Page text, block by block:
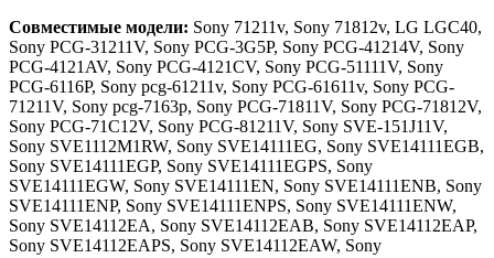
Совместимые модели: Sony 71211v, Sony 71812v, LG LGC40, Sony PCG-31211V, Sony PCG-3G5P, Sony PCG-41214V, Sony PCG-4121AV, Sony PCG-4121СV, Sony PCG-51111V, Sony PCG-6116P, Sony pcg-61211v, Sony PCG-61611v, Sony PCG-71211V, Sony pcg-7163p, Sony PCG-71811V, Sony PCG-71812V, Sony PCG-71C12V, Sony PCG-81211V, Sony SVE-151J11V, Sony SVE1112M1RW, Sony SVE14111EG, Sony SVE14111EGB, Sony SVE14111EGP, Sony SVE14111EGPS, Sony SVE14111EGW, Sony SVE14111EN, Sony SVE14111ENB, Sony SVE14111ENP, Sony SVE14111ENPS, Sony SVE14111ENW, Sony SVE14112EA, Sony SVE14112EAB, Sony SVE14112EAP, Sony SVE14112EAPS, Sony SVE14112EAW, Sony SVE14112EF, Sony SVE14112EFB, Sony SVE14112EFP, Sony SVE14112EFPS, Sony SVE14112EFW, Sony SVE14112EG, Sony SVE14112EGB, Sony SVE14112EGP, Sony SVE14112EGPS, Sony SVE14112EGW, Sony SVE14112EH, Sony SVE14112EHB, Sony SVE14112EHP, Sony SVE14112EHPS, Sony SVE14112EHW, Sony SVE14112FX, Sony SVE14112FXB, Sony SVE14112FXP, Sony SVE14112FXPS, Sony SVE14112FXW, Sony SVE14114FX, Sony SVE14114FXB, Sony SVE14114FXP, Sony SVE14114FXPS, Sony SVE14114FXW, Sony SVE14115FB, Sony SVE14115FG, Sony SVE14115FGB, Sony SVE14115FGP, Sony SVE14115FGPS, Sony SVE14115FGW, Sony SVE14115FH, Sony SVE14115FHB, Sony SVE14115FHP, Sony SVE14115FHPS, Sony SVE14115FHW, Sony SVE14115FN, Sony SVE14115FNB, Sony SVE14115FNP, Sony SVE14115FNPS, Sony SVE14115FNW, Sony SVE14115FP, Sony SVE14115FPS, Sony SVE14115FW, Sony SVE14115YC, Sony SVE14115YCB, Sony SVE14115YCP, Sony SVE14115YCPS, Sony SVE14115YCW, Sony SVE14116EC, Sony SVE14116ECB, Sony SVE14116ECP, Sony SVE14116ECPS, Sony SVE14116ECW, Sony SVE14AE12V, Sony sve14aj15v, Sony SVE1511, Sony SVE15112FX, Sony SVE15112FXS, Sony SVE15112FXSB, Sony SVE15112FXSP, Sony SVE15112FXSPS, Sony SVE15112FXSW, Sony SVE15113FX, Sony SVE15113FXS, Sony SVE15113FXSB, Sony SVE15113FXSP, Sony SVE15113FXSPS, Sony SVE15113FXSW, Sony SVE15114FJ, Sony SVE15114FJB, Sony SVE15114FJP, Sony SVE15114FJPS, Sony SVE15114FJW, Sony SVE15114FX, Sony SVE15114FXS, Sony SVE15114FXSB, Sony SVE15114FXSP, Sony SVE15114FXSPS, Sony SVE15114FXSW, Sony SVE15115EA, Sony SVE15115EAB, Sony SVE15115EAP, Sony SVE15115EAPS, Sony SVE15115EAW, Sony SVE15115EG, Sony SVE15115EGB, Sony SVE15115EGP, Sony SVE15115EGPS, Sony SVE15115EGW, Sony SVE15115EH, Sony SVE15115EHB, Sony SVE15115EHP, Sony SVE15115EHPS, Sony SVE15115EHW, Sony SVE15115EN, Sony SVE15115ENB, Sony SVE15115ENP, Sony SVE15115ENPS, Sony SVE15115ENW, Sony SVE15115FX, Sony SVE15115FXS, Sony SVE15115FXSB, Sony SVE15115FXSP, Sony SVE15115FXSPS, Sony SVE15115FXSW, Sony SVE15117FB, Sony SVE15117FN, Sony SVE15117FNB, Sony SVE15117FNP, Sony SVE15117FNPS, Sony SVE15117FNW, Sony SVE15117FP, Sony SVE15117FPS, Sony SVE15117FW, Sony SVE15118EC, Sony SVE15118ECB, Sony SVE15118ECP, Sony SVE15118ECPS, Sony SVE15118ECW, Sony SVE15118FA, Sony SVE15118FAB, Sony SVE15118FAP, Sony SVE15118FAPS, Sony SVE15118FAW, Sony SVE15118FB, Sony SVE15118FG, Sony SVE15118FGB, Sony SVE15118FGP, Sony SVE15118FGPS, Sony SVE15118FGW, Sony SVE15118FN, Sony SVE15118FNB, Sony SVE15118FNP, Sony SVE15118FNPS, Sony SVE15118FNW, Sony SVE15118FP, Sony SVE15118FPS, Sony SVE15118FW, Sony SVE151190X, Sony SVE151190XB, Sony SVE151190XP, Sony SVE151190XPS, Sony SVE151190XW, Sony SVE15119FJ, Sony SVE15119FJB, Sony SVE15119FJP, Sony SVE15119FJPS, Sony SVE15119FJW, Sony SVE1511A1E, Sony SVE1511A1EB, Sony SVE1511A1EP, Sony SVE1511A1EPS, Sony SVE1511A1EW, Sony SVE1511A4E, Sony SVE1511A4EB, Sony SVE1511A4EP, Sony SVE1511A4EPS, Sony SVE1511A4EW, Sony SVE1511AEN, Sony SVE1511AENB, Sony SVE1511AENP, Sony SVE1511AENPS, Sony SVE1511AENW, Sony SVE1511AFX, Sony SVE1511B1RW, Sony SVE1511C1R, Sony SVE1511C1RSI, Sony SVE1511C1RW, Sony SVE1511N1R, Sony SVE1511N1RB, Sony SVE1511S9R, Sony sve1511s9rb, Sony SVE1511T1R, Sony SVE1511V1R, Sony SVE1511V1RSI, Sony SVE1511V1RW, Sony SVE1511X1R, Sony SVE1511X1RSI, Sony SVE1512L1RW, Sony SVE1512Q1RW, Sony SVE1513E1RW, Sony SVE1513L1RB, Sony SVE151C11V, Sony SVE151J11V, Sony SVE151J13V, Sony SVE17, Sony SVE1711, Sony SVE17115FG, Sony SVE17115FGB, Sony SVE17115FGP, Sony SVE17115FGPS, Sony SVE17115FGW, Sony SVE1711A4E, Sony SVE1711A4EB, Sony SVE1711A4EP, Sony SVE1711A4EPS, Sony SVE1711A4EW, Sony SVE1711AJB, Sony SVE1711AJP, Sony SVE1711AJPS, Sony SVE1711AJW, Sony SVE1711B4E, Sony SVE1711B4EB, Sony SVE1711B4EP, Sony SVE1711B4EPS, Sony SVE1711B4EW, Sony SVE1711C5E, Sony SVE1711C5EB, Sony SVE1711C5EP, Sony SVE1711C5EPS, Sony SVE1711C5EW, Sony SVE1711F1E, Sony SVE1711F1EB, Sony SVE1711F1EP, Sony SVE1711F1EPS, Sony SVE1711F1EW, Sony SVE1711G1E, Sony SVE1711G1EB, Sony SVE1711G1EP, Sony SVE1711G1EPS, Sony SVE1711G1EW, Sony SVE1711G1R, Sony SVE1711G1RB, Sony SVE1711G1RP, Sony SVE1711G1RPS, Sony SVE1711G1RW, Sony SVE1711H1E, Sony SVE1711H1EB, Sony SVE1711H1EP, Sony SVE1711H1EPS, Sony SVE1711H1EW, Sony SVE1711J1E, Sony SVE1711J1EB, Sony SVE1711J1EP, Sony SVE1711J1EPS, Sony SVE1711J1EW, Sony SVE1711K1E, Sony SVE1711K1EB, Sony SVE1711K1EP, Sony SVE1711K1EPS, Sony SVE1711K1EW, Sony SVE1711L1E, Sony SVE1711L1EB, Sony SVE1711L1EP, Sony SVE1711L1EPS, Sony SVE1711L1EW, Sony SVE1711P1E, Sony SVE1711P1EB, Sony SVE1711P1EP, Sony SVE1711P1EPS, Sony SVE1711P1EW, Sony SVE1711Q1E, Sony SVE1711Q1EB, Sony SVE1711Q1EP, Sony SVE1711Q1EPS, Sony SVE1711Q1EW, Sony SVE1711Q1R, Sony SVE1711Q1RB, Sony SVE1711Q1RP, Sony SVE1711Q1RPS, Sony SVE1711Q1RW, Sony SVE1711R1E, Sony SVE1711R1EB, Sony SVE1711R1EP, Sony SVE1711R1EPS, Sony SVE1711R1EW, Sony SVE1711S9E, Sony SVE1711S9EB, Sony SVE1711S9EP, Sony SVE1711S9EPS, Sony SVE1711S9EW, Sony SVE1711S9R, Sony sve1711s9rb, Sony SVE1711S9RP, Sony SVE1711S9RPS, Sony SVE1711S9RW, Sony SVE1711T1E, Sony SVE1711T1EB, Sony SVE1711T1EP, Sony SVE1711T1EPS, Sony SVE1711T1EW, Sony SVE1711T1R, Sony SVE1711T1RB, Sony SVE1711T1RP, Sony SVE1711T1RPS, Sony SVE1711T1RW, Sony SVE1711V1E, Sony SVE1711V1EB, Sony SVE1711V1EP, Sony SVE1711V1EPS, Sony SVE1711V1EW, Sony SVE1711V1R, Sony SVE1711V1RB, Sony SVE1711V1RP, Sony SVE1711V1RPS, Sony SVE1711V1RW, Sony SVE1711W1E, Sony SVE1711W1EB, Sony SVE1711W1EP, Sony SVE1711W1EPS, Sony SVE1711W1EW, Sony SVE1711X1E, Sony SVE1711X1EB, Sony SVE1711X1EP, Sony SVE1711X1EPS, Sony SVE1711X1EW, Sony SVE1711Z1E, Sony SVE1711Z1EB, Sony SVE1711Z1EP, Sony SVE1711Z1EPS, Sony SVE1711Z1EW, Sony SVE1711Z1R, Sony SVE1711Z1RB, Sony SVE1711Z1RP, Sony SVE1711Z1RPS, Sony SVE1711Z1RW, Sony SVE1712, Sony SVE17122CX, Sony SVE17122CXB, Sony SVE17122CXP, Sony SVE17122CXPS, Sony SVE17122CXW, Sony SVE17125CG, Sony SVE17125CGB, Sony SVE17125CGP, Sony SVE17125CGPS, Sony SVE17125CGW, Sony SVE17125CV, Sony SVE17125CVB, Sony SVE17125CVP, Sony SVE17125CVPS, Sony SVE17125CVW, Sony SVE17125CX, Sony SVE17125CXB, Sony SVE17125CXP, Sony SVE17125CXPS, Sony SVE17125CXW, Sony SVE17127CX, Sony SVE17127CXB, Sony SVE17127CXP, Sony SVE17127CXPS, Sony SVE17127CXW, Sony SVE171290X, Sony SVE171290XB, Sony SVE171290XP, Sony SVE171290XPS, Sony SVE171290XW, Sony SVE17129CC, Sony SVE17129CCB, Sony SVE17129CCP, Sony SVE17129CCPS, Sony SVE17129CCW, Sony SVE1712A4E, Sony SVE1712A4EB, Sony SVE1712A4EP, Sony SVE1712A4EPS, Sony SVE1712A4EW, Sony SVE1712ACX, Sony SVE1712ACXB, Sony SVE1712ACXP, Sony SVE1712ACXPS, Sony SVE1712ACXW, Sony SVE1712AJB, Sony SVE1712AJP, Sony SVE1712AJPS, Sony SVE1712AJW, Sony SVE1712B4E, Sony SVE1712B4EB, Sony SVE1712B4EP, Sony SVE1712B4EPS, Sony SVE1712B4EW, Sony SVE1712BCX, Sony SVE1712BCXB, Sony SVE1712BCXP, Sony SVE1712BCXPS, Sony SVE1712BCXW, Sony SVE1712C1E, Sony SVE1712C1EB, Sony SVE1712C1EP, Sony SVE1712C1EPS, Sony SVE1712C1EW, Sony SVE1712C4E, Sony SVE1712C4EB, Sony SVE1712C4EP, Sony SVE1712C4EPS, Sony SVE1712C4EW, Sony SVE1712C5E, Sony SVE1712C5EB, Sony SVE1712C5EP, Sony SVE1712C5EPS, Sony SVE1712C5EW, Sony SVE1712E1R, Sony SVE1712E1RB, Sony SVE1712E1RP, Sony SVE1712E1RPS, Sony SVE1712E1RW, Sony SVE1712E1RW, Sony SVE1712E4E, Sony SVE1712E4EB, Sony SVE1712E4EP, Sony SVE1712E4EPS, Sony SVE1712E4EW, Sony SVE1712F1E, Sony SVE1712F1EB, Sony SVE1712F1EP, Sony SVE1712F1EPS, Sony SVE1712F1EW, Sony SVE1712H1E, Sony SVE1712H1EB, Sony SVE1712H1EP, Sony SVE1712H1EPS, Sony SVE1712H1EW, Sony SVE1712K1E, Sony SVE1712K1EB, Sony SVE1712K1EP, Sony SVE1712K1EPS, Sony SVE1712K1EW, Sony SVE1712L1E, Sony SVE1712L1EB, Sony SVE1712L1EP, Sony SVE1712L1EPS, Sony SVE1712L1EW, Sony SVE1712M1E, Sony SVE1712M1EB, Sony SVE1712M1EP, Sony SVE1712M1EPS, Sony SVE1712M1EW, Sony SVE1712N1E, Sony SVE1712N1EB, Sony SVE1712N1EP, Sony SVE1712N1EPS, Sony SVE1712N1EW, Sony SVE1712P1E, Sony SVE1712P1EB, Sony SVE1712P1EP, Sony SVE1712P1EPS, Sony SVE1712P1EW, Sony SVE1712P1R, Sony SVE1712P1RB, Sony SVE1712P1RP, Sony SVE1712P1RPS, Sony SVE1712P1RW, Sony SVE1712Q1E, Sony SVE1712Q1EB, Sony SVE1712Q1EP, Sony SVE1712Q1EPS, Sony SVE1712Q1EW, Sony SVE1712S1E, Sony SVE1712S1EB, Sony SVE1712S1EP, Sony SVE1712S1EPS, Sony SVE1712S1EW, Sony SVE1712S1R, Sony SVE1712S1RB, Sony SVE1712S1RP, Sony SVE1712S1RPS, Sony SVE1712S1RW, Sony SVE1712T1E, Sony SVE1712T1EB, Sony SVE1712T1EP, Sony SVE1712T1EPS, Sony SVE1712T1EW, Sony SVE1712T1R, Sony SVE1712T1RB, Sony SVE1712T1RP, Sony SVE1712T1RPS, Sony SVE1712T1RW, Sony SVE1712V1E, Sony SVE1712V1EB, Sony SVE1712V1EP, Sony SVE1712V1EPS, Sony SVE1712V1EW, Sony SVE1712V1R, Sony SVE1712V1RB, Sony SVE1712V1RP, Sony SVE1712V1RPS, Sony SVE1712V1RW, Sony SVE1712W1E, Sony SVE1712W1EB, Sony SVE1712W1EP, Sony SVE1712W1EPS, Sony SVE1712W1EW, Sony SVE1712Z1E, Sony SVE1712Z1EB, Sony SVE1712Z1EP, Sony SVE1712Z1EPS, Sony SVE1712Z1EW, Sony SVE1712Z1R, Sony SVE1712Z1RB, Sony SVE1712Z1RP, Sony SVE1712Z1RPS, Sony SVE1712Z1RW, Sony SVE171A11V, Sony SVE171C11M, Sony SVE171C11V, Sony SVE171E13V, Sony SVE171G11V, Sony SVF14A14CXP, Sony SVF14A15SCB, Sony SVF14A15ST, Sony SVF14A17SCB, Sony SVF14A18SCB, Sony SVF14A1C001S, Sony SVF14A1C004B, Sony SVF14A1C5E, Sony SVF14A1M2E, Sony SVF14A1S9R, Sony SVF14AC1QL, Sony SVF1521B1RW, Sony SVF152A29V, Sony svf152c29v, Sony SVF15A, Sony SVF15A13CW, Sony SVF15A15CW, Sony SVF15A15ST, Sony SVF15A16CGS, Sony SVF15A16CXB, Sony SVF15A16SC, Sony SVF15A16SCB, Sony SVF15A17CJS, Sony SVF15A17SCB, Sony SVF15A18SCB, Sony SVF15A1A4E, Sony SVF15A1ACXB, Son